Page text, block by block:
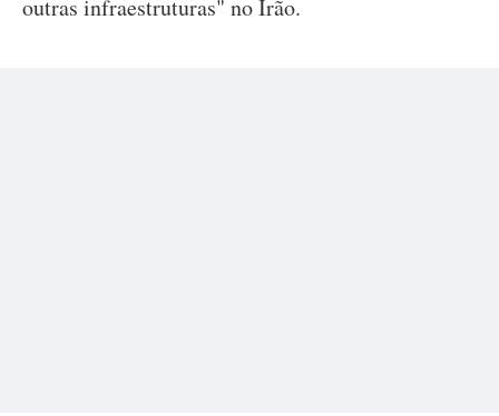
outras infraestruturas" no Irão.